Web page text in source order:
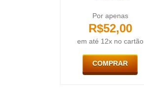
Por apenas
R$52,00
em até 12x no cartão
COMPRAR